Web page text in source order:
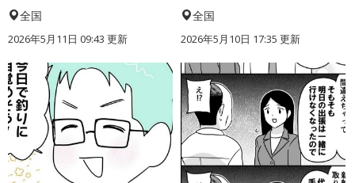
全国
2026年5月11日 09:43 更新
全国
2026年5月10日 17:35 更新